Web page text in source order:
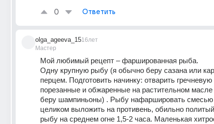
0 Ответить
olga_ageeva_15
Мастер
16лет
Мой любимый рецепт – фаршированная рыба.
Одну крупную рыбу (я обычно беру сазана или
перцем. Подготовить начинку: отварить
порезанные и обжаренные на растительном
беру шампиньоны) . Рыбу нафаршировать смесью
целиком выложить на противень, обильно
рыбу на среднем огне 1,5-2 часа. Маленькая